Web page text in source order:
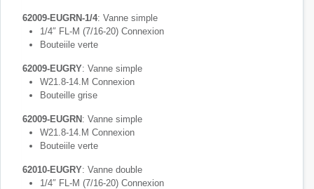
62009-EUGRN-1/4: Vanne simple
1/4″ FL-M (7/16-20) Connexion
Bouteiile verte
62009-EUGRY: Vanne simple
W21.8-14.M Connexion
Bouteille grise
62009-EUGRN : Vanne simple
W21.8-14.M Connexion
Bouteiile verte
62010-EUGRY: Vanne double
1/4″ FL-M (7/16-20) Connexion